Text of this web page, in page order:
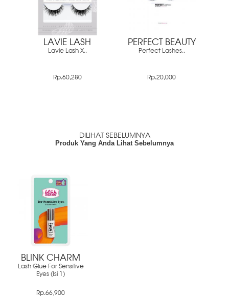
LAVIE LASH
Lavie Lash X..
Rp.60,280
PERFECT BEAUTY
Perfect Lashes..
Rp.20,000
DILIHAT SEBELUMNYA
Produk Yang Anda Lihat Sebelumnya
BLINK CHARM
Lash Glue For Sensitive
Eyes (Isi 1)
Rp.66,900